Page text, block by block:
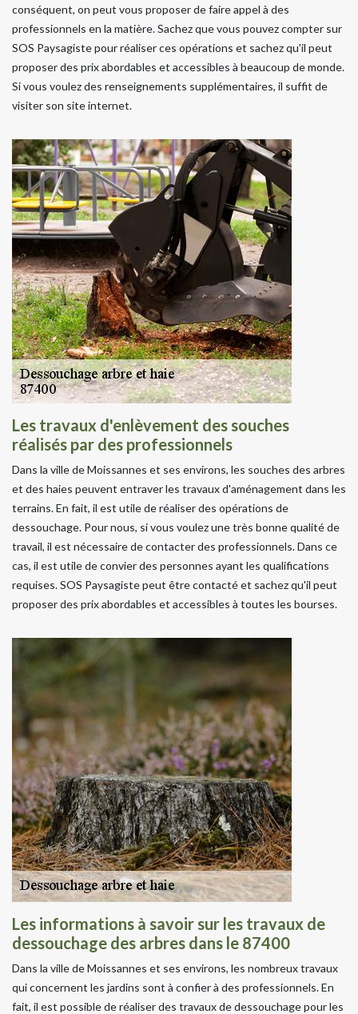
conséquent, on peut vous proposer de faire appel à des
professionnels en la matière. Sachez que vous pouvez compter sur
SOS Paysagiste pour réaliser ces opérations et sachez qu'il peut
proposer des prix abordables et accessibles à beaucoup de monde.
Si vous voulez des renseignements supplémentaires, il suffit de
visiter son site internet.
Les travaux d'enlèvement des souches
réalisés par des professionnels
Dans la ville de Moissannes et ses environs, les souches des arbres
et des haies peuvent entraver les travaux d'aménagement dans les
terrains. En fait, il est utile de réaliser des opérations de
dessouchage. Pour nous, si vous voulez une très bonne qualité de
travail, il est nécessaire de contacter des professionnels. Dans ce
cas, il est utile de convier des personnes ayant les qualifications
requises. SOS Paysagiste peut être contacté et sachez qu'il peut
proposer des prix abordables et accessibles à toutes les bourses.
Les informations à savoir sur les travaux de
dessouchage des arbres dans le 87400
Dans la ville de Moissannes et ses environs, les nombreux travaux
qui concernent les jardins sont à confier à des professionnels. En
fait, il est possible de réaliser des travaux de dessouchage pour les